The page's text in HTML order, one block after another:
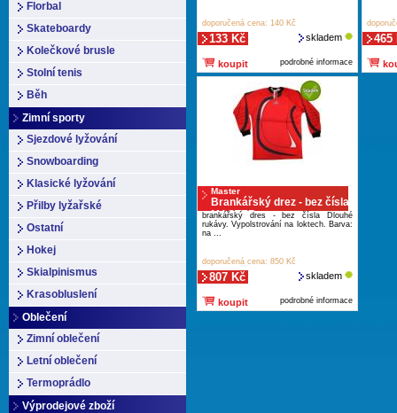
Florbal
Skateboardy
Kolečkové brusle
Stolní tenis
Běh
Zimní sporty
Sjezdové lyžování
Snowboarding
Klasické lyžování
Přilby lyžařské
Ostatní
Hokej
Skialpinismus
Krasobluslení
Oblečení
Zimní oblečení
Letní oblečení
Termoprádlo
Výprodejové zboží
doporučená cena: 140 Kč
133 Kč skladem
koupit podrobné informace
465
Master
Brankářský drez - bez čísla
MASTER
brankářský dres - bez čísla Dlouhé
rukávy. Vypolstrování na loktech. Barva:
na ...
doporučená cena: 850 Kč
807 Kč skladem
koupit podrobné informace